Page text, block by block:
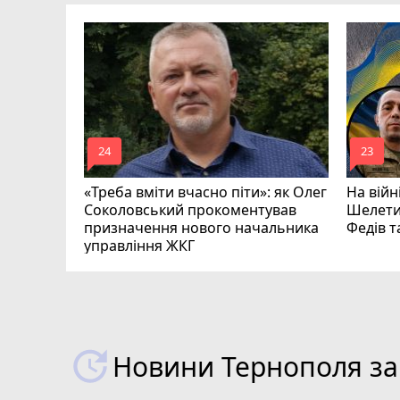
«Треба вміти вчасно піти»: як Олег
Соколовський прокоментував
призначення нового начальника
управління ЖКГ
mode_comment
24
На
Федів
mode_comment
23
Новини Тернополя за